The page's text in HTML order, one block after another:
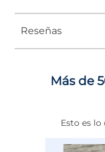
Reseñas
Más de
Esto es